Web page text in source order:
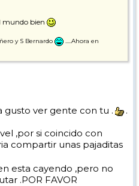
mundo bien
y S Bernardo
.....Ahora en
gusto ver gente con tu .
.
,por si coincido con
compartir unas pajaditas
esta cayendo ,pero no
.POR FAVOR